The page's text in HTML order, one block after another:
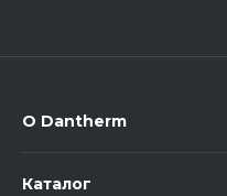
О Dantherm
Каталог